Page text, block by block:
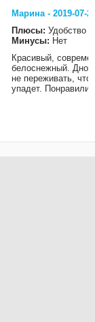
Марина - 2019-07-
Плюсы: Удобство
Минусы: Нет
Красивый,
белоснежный. Дно
не переживать, что
упадет.